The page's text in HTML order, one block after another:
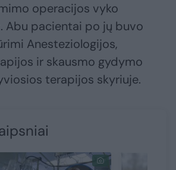
operacijos vyko
Abu pacientai po jų buvo
Anesteziologijos,
ir skausmo gydymo
terapijos skyriuje.